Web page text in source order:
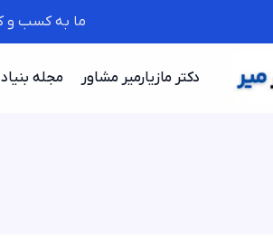
ما به کسب و
دکتر مازیارمیر مشاور مجله